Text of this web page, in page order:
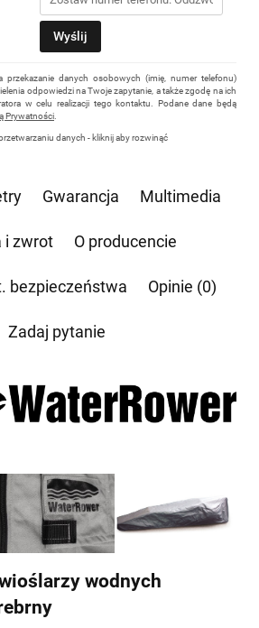
Wyślij
przekazanie danych osobowych (imię, numer telefonu)
odpowiedzi na Twoje zapytanie, a także zgodę na ich
w celu realizacji tego kontaktu. Podane dane będą
Prywatności
danych - kliknij aby rozwinąć
chwili wycofana, kontaktując się z administratorem, np.
prawo dostępu do swoich danych, ich sprostowania,
usunięcia, ograniczenia przetwarzania, a także prawo
Gwarancja Multimedia
i zwrot O producencie
bezpieczeństwa Opinie (0)
Zadaj pytanie
wodnych